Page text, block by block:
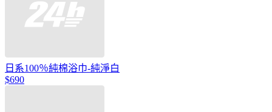
日系100％純棉浴巾-純淨白
$690